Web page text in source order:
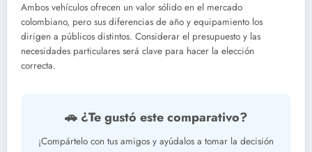
Ambos vehículos ofrecen un valor sólido en el mercado
colombiano, pero sus diferencias de año y equipamiento los
dirigen a públicos distintos. Considerar el presupuesto y las
necesidades particulares será clave para hacer la elección
correcta.
🚗 ¿Te gustó este comparativo?
¡Compártelo con tus amigos y ayúdalos a tomar la decisión